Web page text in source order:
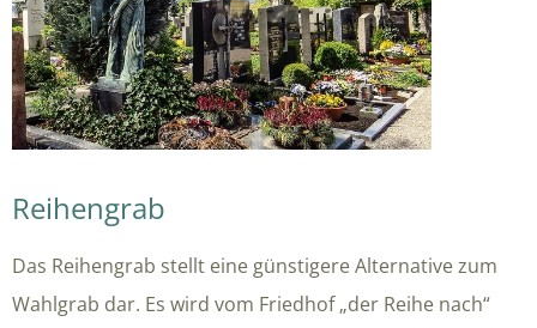
Reihengrab
Das Reihengrab stellt eine günstigere Alternative zum
Wahlgrab dar. Es wird vom Friedhof „der Reihe nach“